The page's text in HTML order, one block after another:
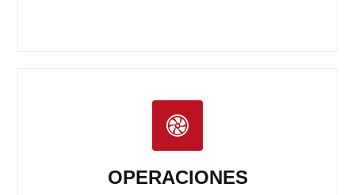
OPERACIONES